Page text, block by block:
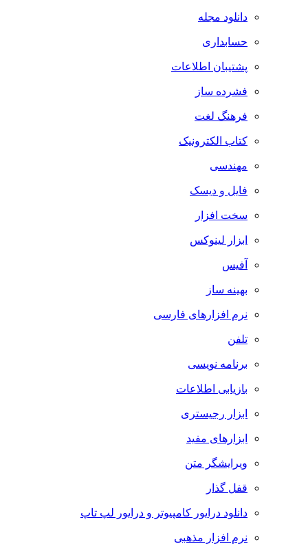
دانلود مجله
حسابداری
پشتیبان اطلاعات
فشرده ساز
فرهنگ لغت
کتاب الکترونیک
مهندسی
فایل و دیسک
سخت افزار
ابزار لینوکس
آفیس
بهینه ساز
نرم افزارهای فارسی
تلفن
برنامه نویسی
بازیابی اطلاعات
ابزار رجیستری
ابزارهای مفید
ویرایشگر متن
قفل گذار
دانلود درایور کامپیوتر و درایور لپ تاپ
نرم افزار مذهبی